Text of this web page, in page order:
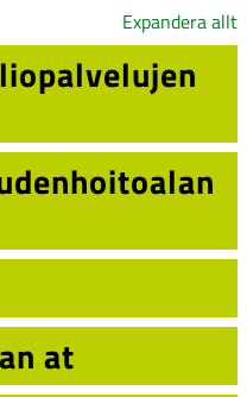
Expandera allt
at